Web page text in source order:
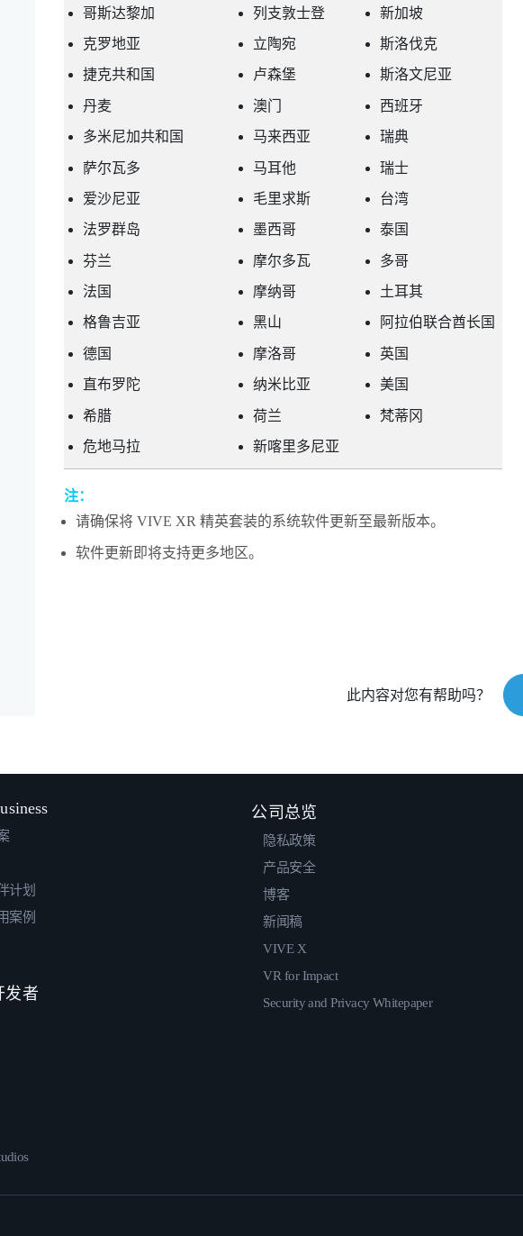
哥斯达黎加
克罗地亚
捷克共和国
丹麦
多米尼加共和国
萨尔瓦多
爱沙尼亚
法罗群岛
芬兰
法国
格鲁吉亚
德国
直布罗陀
希腊
危地马拉
列支敦士登
立陶宛
卢森堡
澳门
马来西亚
马耳他
毛里求斯
墨西哥
摩尔多瓦
摩纳哥
黑山
摩洛哥
纳米比亚
荷兰
新喀里多尼亚
新加坡
斯洛伐克
斯洛文尼亚
西班牙
瑞典
瑞士
台湾
泰国
多哥
土耳其
阿拉伯联合酋长国
英国
美国
梵蒂冈
注：
请确保将 VIVE XR 精英套装的系统软件更新至最新版本。
软件更新即将支持更多地区。
此内容对您有帮助吗？
计划
案例
发者
公司总览
隐私政策
产品安全
博客
新闻稿
VIVE X
VR for Impact
Security and Privacy Whitepaper